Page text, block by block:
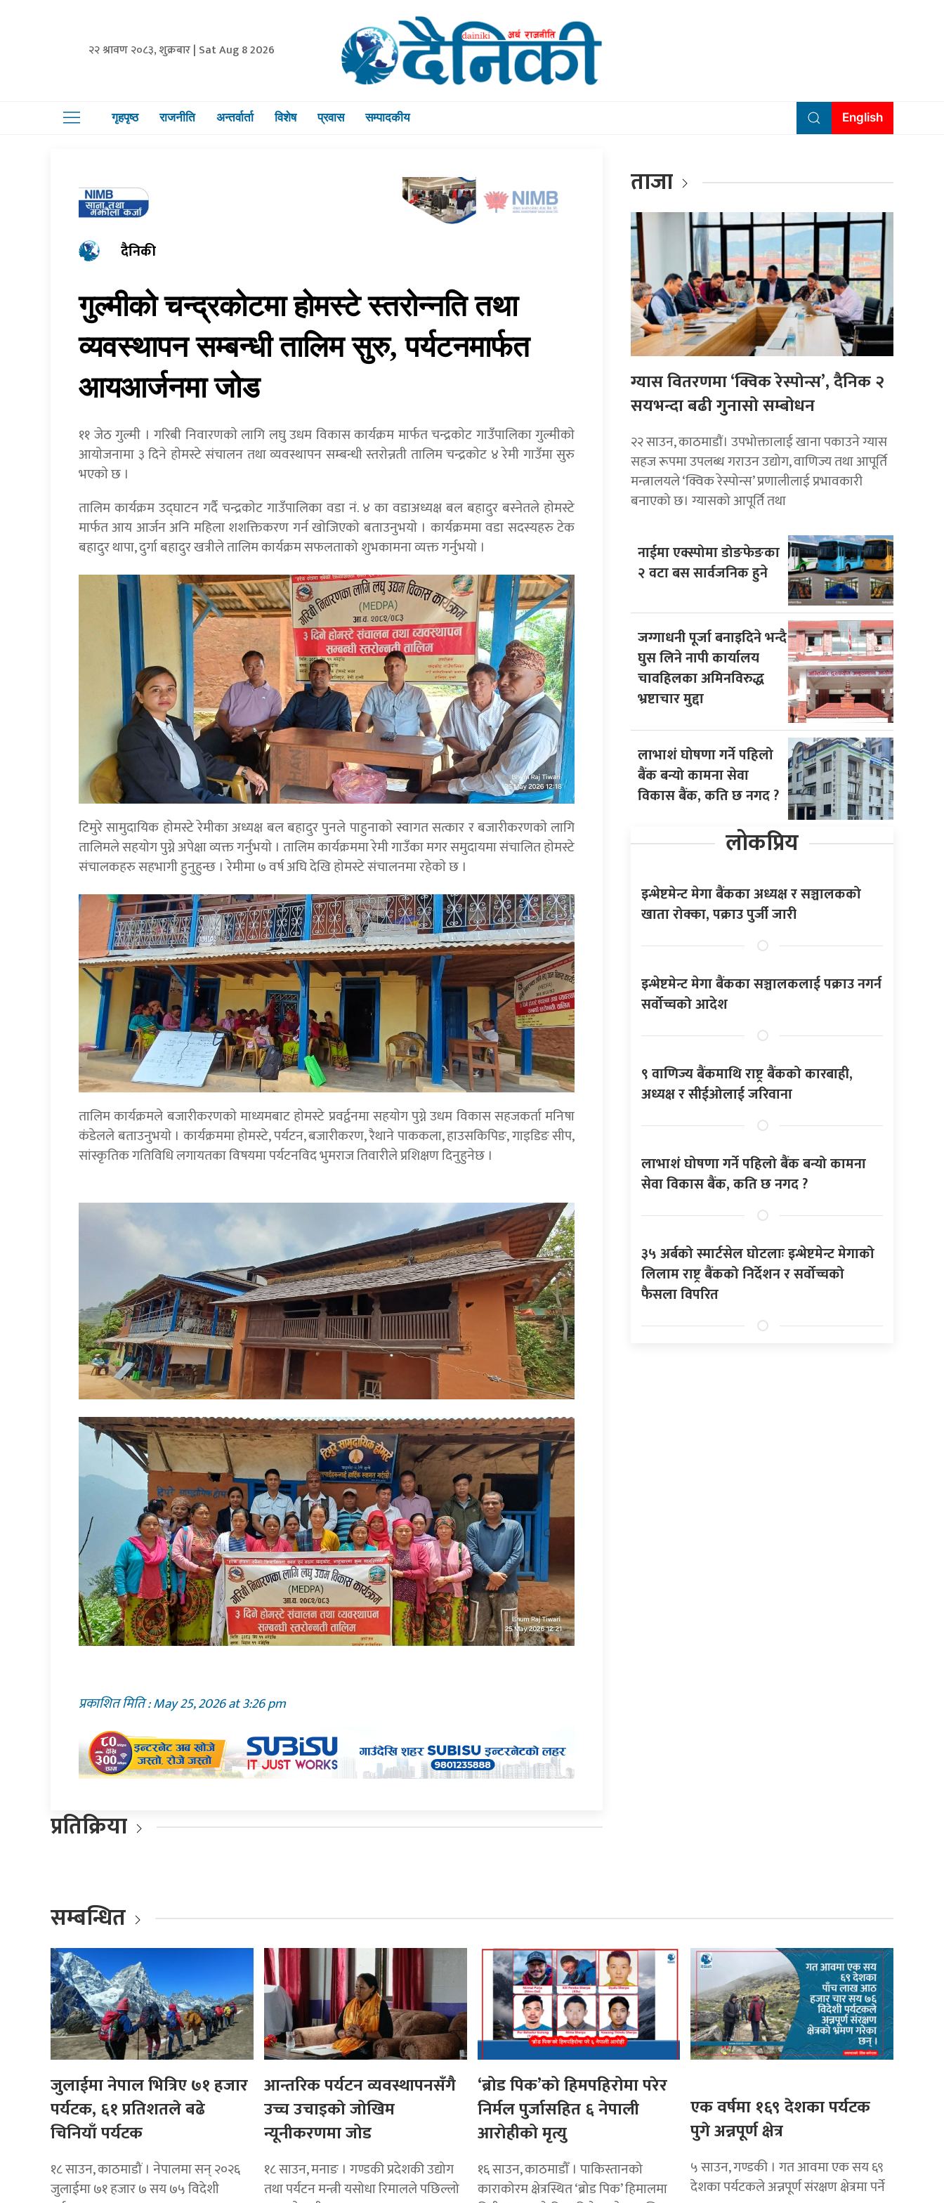
२२ श्रावण २०८३, शुक्रबार | Sat Aug 8 2026
गृहपृष्ठ राजनीति अन्तर्वार्ता विशेष प्रवास सम्पादकीय English
दैनिकी
गुल्मीको चन्द्रकोटमा होमस्टे स्तरोन्नति तथा
व्यवस्थापन सम्बन्धी तालिम सुरु, पर्यटनमार्फत
आयआर्जनमा जोड
११ जेठ गुल्मी । गरिबी निवारणकाे लागि लघु उधम विकास कार्यक्रम मार्फत चन्द्रकाेट गाउँपालिका गुल्मीकाे
आयाेजनामा ३ दिने हाेमस्टे संचालन तथा व्यवस्थापन सम्बन्धी स्तराेन्नती तालिम चन्द्रकाेट ४ रेमी गाउँमा सुरु
भएकाे छ ।
तालिम कार्यक्रम उद्घाटन गर्दै चन्द्रकाेट गाउँपालिका वडा नं. ४ का वडाअध्यक्ष बल बहादुर बस्नेतले हाेमस्टे
मार्फत आय आर्जन अनि महिला शशक्तिकरण गर्न खाेजिएकाे बताउनुभयाे । कार्यक्रममा वडा सदस्यहरु टेक
बहादुर थापा, दुर्गा बहादुर खत्रीले तालिम कार्यक्रम सफलताको शुभकामना व्यक्त गर्नुभयाे ।
टिमुरे सामुदायिक हाेमस्टे रेमीका अध्यक्ष बल बहादुर पुनले पाहुनाकाे स्वागत सत्कार र बजारीकरणकाे लागि
तालिमले सहयाेग पुग्ने अपेक्षा व्यक्त गर्नुभयाे । तालिम कार्यक्रममा रेमी गाउँका मगर समुदायमा संचालित हाेमस्टे
संचालकहरु सहभागी हुनुहुन्छ । रेमीमा ७ वर्ष अघि देखि हाेमस्टे संचालनमा रहेकाे छ ।
तालिम कार्यक्रमले बजारीकरणकाे माध्यमबाट हाेमस्टे प्रवर्द्वनमा सहयाेग पुग्ने उधम विकास सहजकर्ता मनिषा
कंडेलले बताउनुभयाे । कार्यक्रममा हाेमस्टे, पर्यटन, बजारीकरण, रैथाने पाककला, हाउसकिपिङ, गाइडिङ सीप,
सांस्कृतिक गतिविधि लगायतका विषयमा पर्यटनविद भुमराज तिवारीले प्रशिक्षण दिनुहुनेछ ।
प्रकाशित मिति : May 25, 2026 at 3:26 pm
प्रतिक्रिया
ताजा
ग्यास वितरणमा ‘क्विक रेस्पोन्स’, दैनिक २
सयभन्दा बढी गुनासो सम्बोधन
२२ साउन, काठमाडाैं। उपभोक्तालाई खाना पकाउने ग्यास
सहज रूपमा उपलब्ध गराउन उद्योग, वाणिज्य तथा आपूर्ति
मन्त्रालयले ‘क्विक रेस्पोन्स’ प्रणालीलाई प्रभावकारी
बनाएको छ। ग्यासको आपूर्ति तथा
नाईमा एक्स्पोमा डोङफेङका
२ वटा बस सार्वजनिक हुने
जग्गाधनी पूर्जा बनाइदिने भन्दै
घुस लिने नापी कार्यालय
चावहिलका अमिनविरुद्ध
भ्रष्टाचार मुद्दा
लाभाशं घोषणा गर्ने पहिलो
बैंक बन्यो कामना सेवा
विकास बैंक, कति छ नगद ?
लोकप्रिय
इन्भेष्टमेन्ट मेगा बैंकका अध्यक्ष र सञ्चालकको
खाता रोक्का, पक्राउ पुर्जी जारी
इन्भेष्टमेन्ट मेगा बैंकका सञ्चालकलाई पक्राउ नगर्न
सर्वोच्चको आदेश
९ वाणिज्य बैंकमाथि राष्ट्र बैंकको कारबाही,
अध्यक्ष र सीईओलाई जरिवाना
लाभाशं घोषणा गर्ने पहिलो बैंक बन्यो कामना
सेवा विकास बैंक, कति छ नगद ?
३५ अर्बको स्मार्टसेल घोटलाः इन्भेष्टमेन्ट मेगाको
लिलाम राष्ट्र बैंकको निर्देशन र सर्वोच्चको
फैसला विपरित
सम्बन्धित
जुलाईमा नेपाल भित्रिए ७१ हजार
पर्यटक, ६१ प्रतिशतले बढे
चिनियाँ पर्यटक
१८ साउन, काठमाडौं । नेपालमा सन् २०२६
जुलाईमा ७१ हजार ७ सय ७५ विदेशी
आन्तरिक पर्यटन व्यवस्थापनसँगै
उच्च उचाइको जोखिम
न्यूनीकरणमा जोड
१८ साउन, ​मनाङ । गण्डकी प्रदेशकी उद्योग
तथा पर्यटन मन्त्री यसोधा रिमालले पछिल्लो
‘ब्रोड पिक’को हिमपहिरोमा परेर
निर्मल पुर्जासहित ६ नेपाली
आरोहीको मृत्यु
१६ साउन, काठमाडौँ । पाकिस्तानको
काराकोरम क्षेत्रस्थित ‘ब्रोड पिक’ हिमालमा
एक वर्षमा १६९ देशका पर्यटक
पुगे अन्नपूर्ण क्षेत्र
५ साउन, गण्डकी । गत आवमा एक सय ६९
देशका पर्यटकले अन्नपूर्ण संरक्षण क्षेत्रमा पर्ने